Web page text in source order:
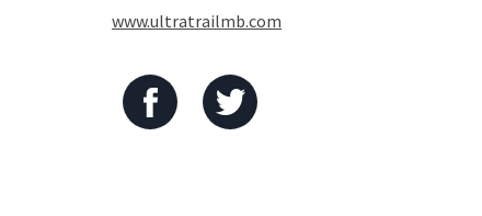
www.ultratrailmb.com